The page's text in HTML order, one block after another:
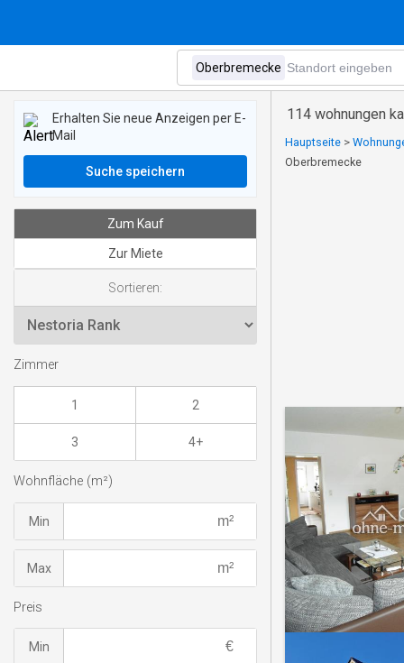
114 wohnungen
Hauptseite >
Oberbremecke
Erhalten Sie neue Anzeigen per E-
Mail
Suche speichern
Zum Kauf
Zur Miete
Sortieren:
Zimmer
1 2
3 4+
Wohnfläche (m²)
Min
Max
Preis
Min